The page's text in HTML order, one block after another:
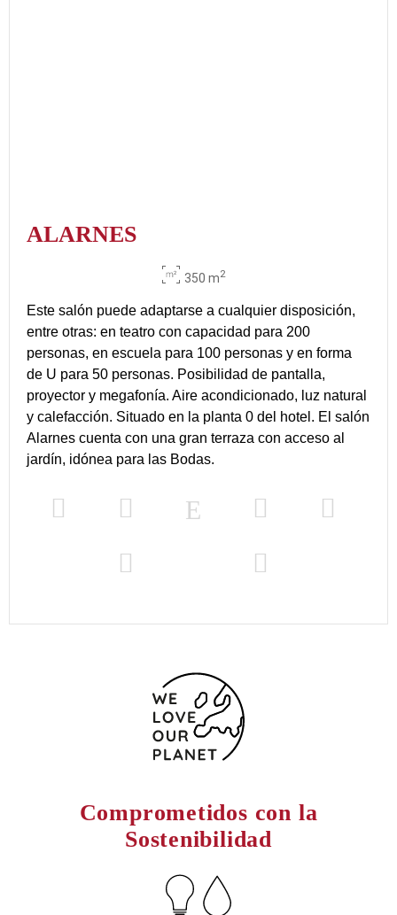
ALARNES
350 m2
Este salón puede adaptarse a cualquier disposición,
entre otras: en teatro con capacidad para 200
personas, en escuela para 100 personas y en forma
de U para 50 personas. Posibilidad de pantalla,
proyector y megafonía. Aire acondicionado, luz natural
y calefacción. Situado en la planta 0 del hotel. El salón
Alarnes cuenta con una gran terraza con acceso al
jardín, idónea para las Bodas.
Comprometidos con la
Sostenibilidad